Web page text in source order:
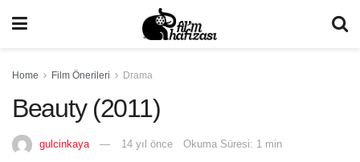
Home Film Önerileri Drama
Beauty (2011)
gulcinkaya 14 yıl önce Okuma Süresi: 1 min